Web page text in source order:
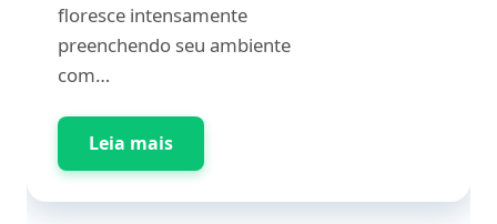
floresce intensamente
preenchendo seu ambiente
com…
Leia mais